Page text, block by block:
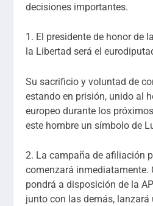
decisiones importantes.
1. El presidente de honor de
la Libertad será el
Su sacrificio y voluntad de
estando en prisión, unido al
europeo durante los
este hombre un símbolo de
2. La campaña de afiliación
comenzará inmediatamente.
pondrá a disposición de la
junto con las demás,